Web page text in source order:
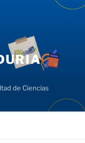
de Ciencias